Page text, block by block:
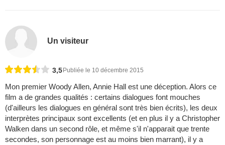
Un visiteur
3,5 Publiée le 10 décembre 2015
Mon premier Woody Allen, Annie Hall est une déception. Alors ce
film a de grandes qualités : certains dialogues font mouches
(d'ailleurs les dialogues en général sont très bien écrits), les deux
interprètes principaux sont excellents (et en plus il y a Christopher
Walken dans un second rôle, et même s'il n'apparait que trente
secondes, son personnage est au moins bien marrant), il y a